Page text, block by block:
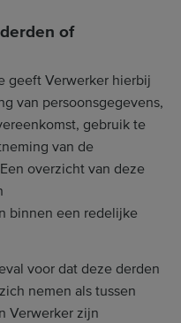
of
geeft Verwerker hierbij
van persoonsgegevens,
gebruik te
van de
overzicht van deze
binnen een redelijke
voor dat deze derden
nemen als tussen
Verwerker zijn